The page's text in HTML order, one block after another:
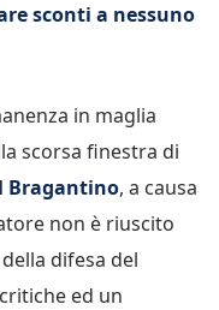
sconti a nessuno
in maglia
scorsa finestra di
Bragantino, a causa
non è riuscito
difesa del
ed un